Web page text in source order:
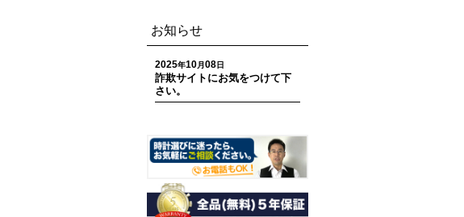
CITIZEN EXCEED EC1120-
59W 光発電エコ・ドライブ
電波時計 限定モデル400本
ペアモデル レディースモデ
ル 入荷しました！
80H ACT Line 光発電エコ・
ドライブ GPS衛星電波時計
限定モデル 世界限定1,800
本 メンズモデル 入荷しまし
た！
お知らせ
2025年10月 08日
詐欺サイトにお気をつけて下
さい。